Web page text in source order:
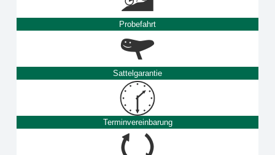
Probefahrt
Sattelgarantie
Terminvereinbarung